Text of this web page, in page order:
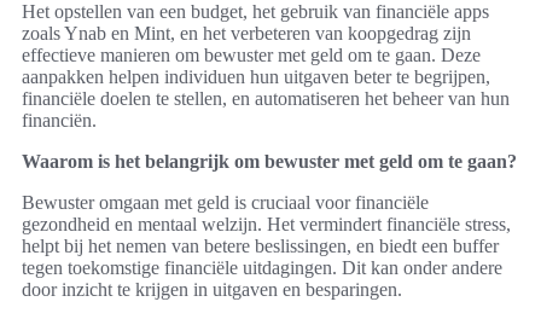
Het opstellen van een budget, het gebruik van financiële apps
zoals Ynab en Mint, en het verbeteren van koopgedrag zijn
effectieve manieren om bewuster met geld om te gaan. Deze
aanpakken helpen individuen hun uitgaven beter te begrijpen,
financiële doelen te stellen, en automatiseren het beheer van hun
financiën.
Waarom is het belangrijk om bewuster met geld om te gaan?
Bewuster omgaan met geld is cruciaal voor financiële
gezondheid en mentaal welzijn. Het vermindert financiële stress,
helpt bij het nemen van betere beslissingen, en biedt een buffer
tegen toekomstige financiële uitdagingen. Dit kan onder andere
door inzicht te krijgen in uitgaven en besparingen.